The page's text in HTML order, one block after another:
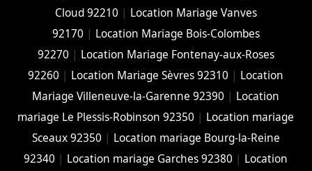
Cloud 92210 | Location Mariage Vanves
92170 | Location Mariage Bois-Colombes
92270 | Location Mariage Fontenay-aux-Roses
92260 | Location Mariage Sèvres 92310 | Location
Mariage Villeneuve-la-Garenne 92390 | Location
mariage Le Plessis-Robinson 92350 | Location mariage
Sceaux 92350 | Location mariage Bourg-la-Reine
92340 | Location mariage Garches 92380 | Location